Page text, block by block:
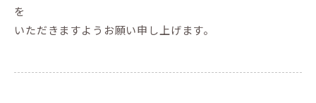
を
いただきますようお願い申し上げます。